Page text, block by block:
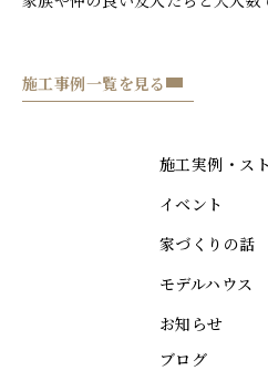
施工事例一覧を見る
施工実例・ス
イベント
家づくりの話
モデルハウス
お知らせ
ブログ